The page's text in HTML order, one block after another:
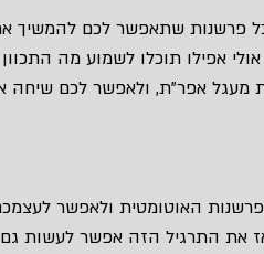
כל פרשנות שתאפשר לכם להמשיך
אפילו תוכלו לשמוע מה
אפר”ת, ולאפשר לכם שיחה
האוטומטית ולאפשר
את התרגיל הזה אפשר לעשות